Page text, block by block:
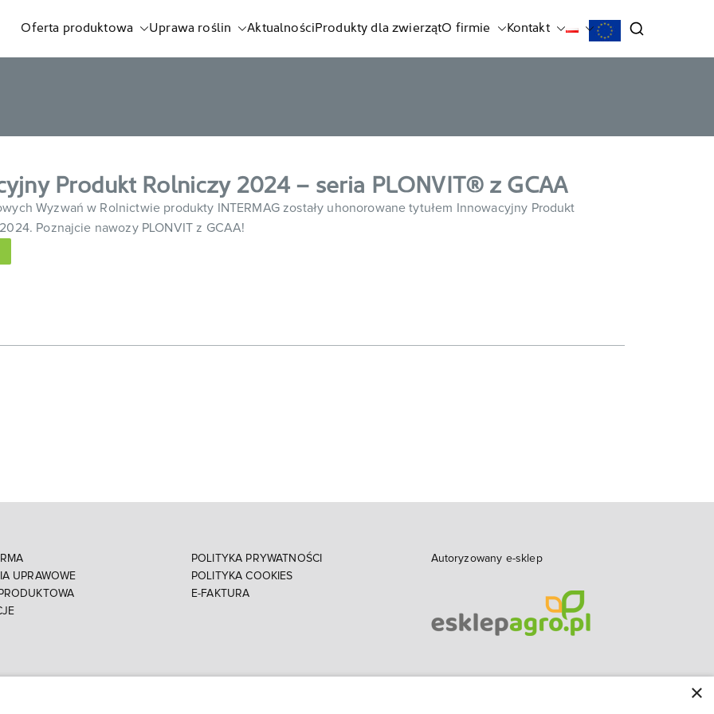
i biostymulatorów
Oferta produktowa Uprawa roślin AktualnościProdukty dla zwierzątO firmie Kontakt
Produkt Rolniczy 2024 – seria PLONVIT® z GCAA
Wyzwań w Rolnictwie produkty INTERMAG zostały uhonorowane tytułem Innowacyjny Produkt
Poznajcie nawozy PLONVIT z GCAA!
UPRAWOWE
POLITYKA PRYWATNOŚCI
POLITYKA COOKIES
E-FAKTURA
Autoryzowany e-sklep
×